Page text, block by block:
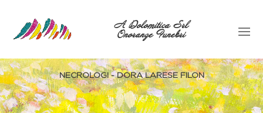
A Dolomitica Srl
Onoranze Funebri
NECROLOGI - DORA LARESE FILON